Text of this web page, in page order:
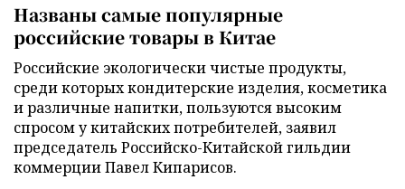
Названы самые популярные
российские товары в Китае
Российские экологически чистые продукты,
среди которых кондитерские изделия, косметика
и различные напитки, пользуются высоким
спросом у китайских потребителей, заявил
председатель Российско-Китайской гильдии
коммерции Павел Кипарисов.